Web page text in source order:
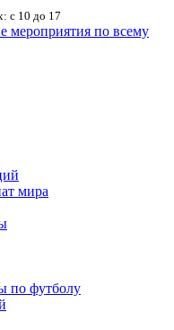
с 10 до 17
мероприятия по всему
мира
по футболу